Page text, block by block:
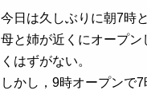
今日は久しぶりに朝7時
母と姉が近くにオープ
くはずがない。
しかし，9時オープンで